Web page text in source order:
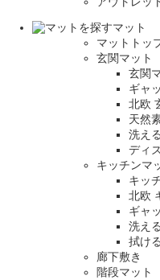
マット
マットトッ
玄関マット
玄関
ギャ
北欧
天然
洗え
ディ
キッチンマ
キッ
北欧
ギャ
洗え
拭け
廊下敷き
階段マット